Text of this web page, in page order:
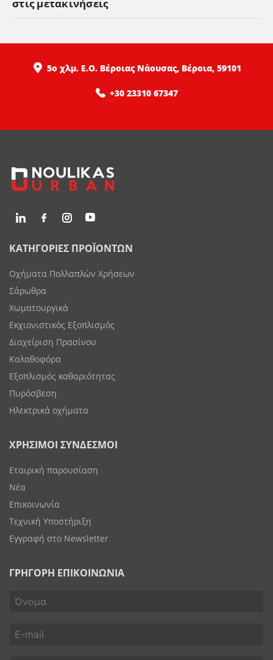
στις μετακινήσεις
5ο χλμ. Ε.Ο. Βέροιας Νάουσας, Βέροια, 59101
+30 23310 67347
ΚΑΤΗΓΟΡΙΕΣ ΠΡΟΪΟΝΤΩΝ
Οχήματα Πολλαπλών Χρήσεων
Σάρωθρα
Χωματουργικά
Εκχιονιστικός Εξοπλισμός
Διαχείριση Πρασίνου
Καλαθοφόρα
Εξοπλισμός καθαριότητας
Πυρόσβεση
Ηλεκτρικά οχήματα
ΧΡΗΣΙΜΟΙ ΣΥΝΔΕΣΜΟΙ
Εταιρική παρουσίαση
Νέα
Επικοινωνία
Τεχνική Υποστήριξη
Εγγραφή στο Newsletter
ΓΡΗΓΟΡΗ ΕΠΙΚΟΙΝΩΝΙΑ